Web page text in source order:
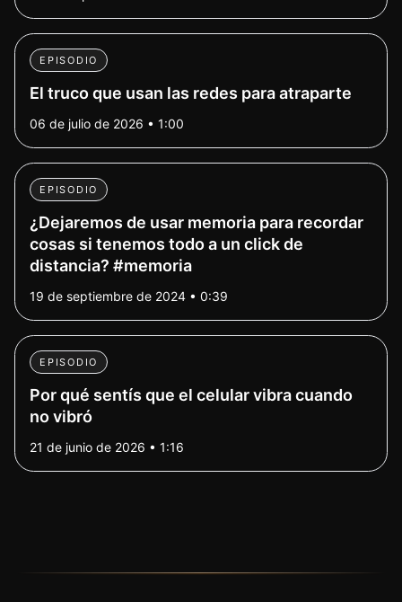
EPISODIO
El truco que usan las redes para atraparte
06 de julio de 2026 • 1:00
EPISODIO
¿Dejaremos de usar memoria para recordar
cosas si tenemos todo a un click de
distancia? #memoria
19 de septiembre de 2024 • 0:39
EPISODIO
Por qué sentís que el celular vibra cuando
no vibró
21 de junio de 2026 • 1:16